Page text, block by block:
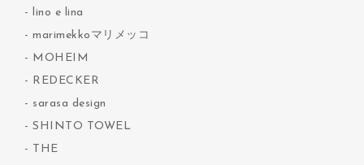
lino e lina
marimekkoマリメッコ
MOHEIM
REDECKER
sarasa design
SHINTO TOWEL
THE